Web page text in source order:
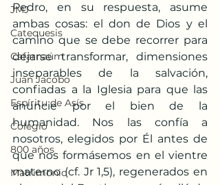
JMJ
Catequesis
Cafarnaúm
Juan Jacobo
Espíritu de Asís
Colegio
800 años
Matrimonio
Pedro, en su respuesta, asume
ambas cosas: el don de Dios y el
camino que se debe recorrer para
dejarse transformar, dimensiones
inseparables de la salvación,
confiadas a la Iglesia para que las
anuncie por el bien de la
humanidad. Nos las confía a
nosotros, elegidos por Él antes de
que nos formásemos en el vientre
materno (cf. Jr 1,5), regenerados en